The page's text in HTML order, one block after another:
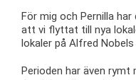
För mig och Pernilla
att vi flyttat till nya
lokaler på Alfred Nobels
Perioden har även